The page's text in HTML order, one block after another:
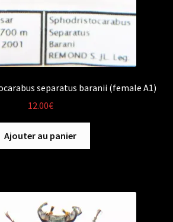
separatus baranii (female A1)
12.00€
Ajouter au panier